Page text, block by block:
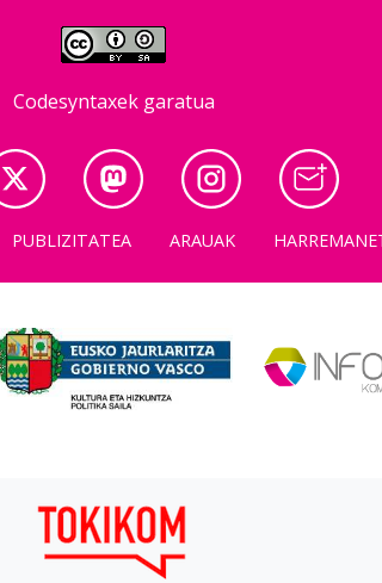
Codesyntaxek garatua
PUBLIZITATEA ARAUAK